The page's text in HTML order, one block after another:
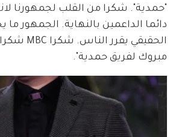
"حمدية". شكرا من القلب لجمهورنا
دائما الداعمين بالنهاية. الجمهور ما
مبروك لفريق حمدية".